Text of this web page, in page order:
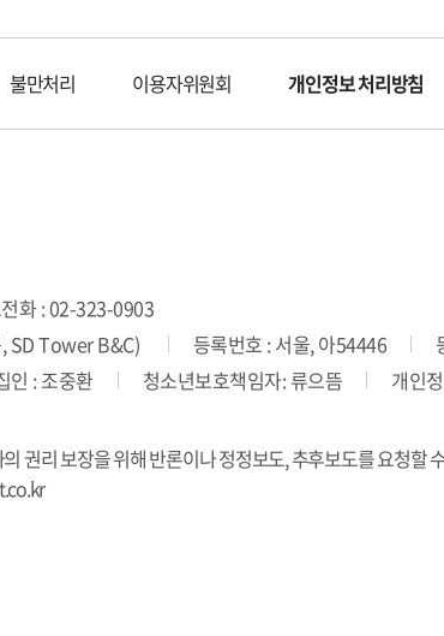
불만처리 이용자위원회 개인정보 처리방침
화 : 02-323-0903
SD Tower B&C)
등록번호 : 서울, 아54446
인 : 조중환 청소년보호책임자: 류으뜸 개인
권리 보장을 위해 반론이나 정정보도, 추후보도를 요청할